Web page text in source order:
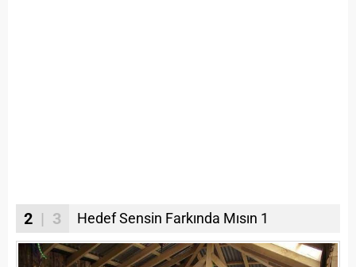
2 | 3 Hedef Sensin Farkında Mısın 1